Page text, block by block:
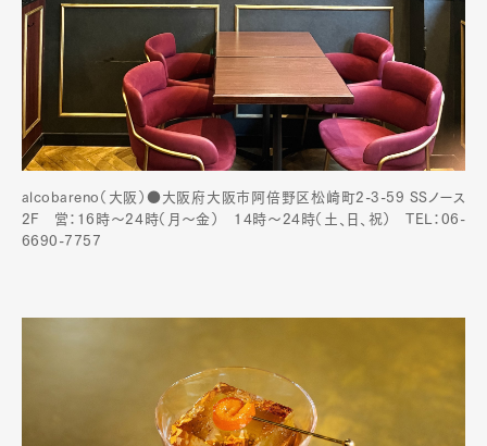
alcobareno（大阪）●大阪府大阪市阿倍野区松崎町2-3-59 SSノース
2F 営：16時～24時（月〜金） 14時〜24時（土、日、祝） TEL：06-
6690-7757